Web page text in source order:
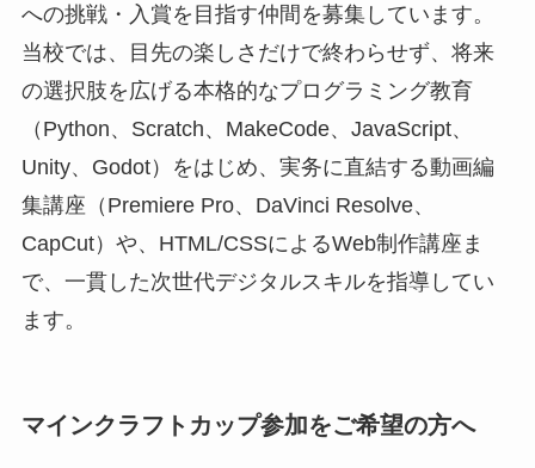
への挑戦・入賞を目指す仲間を募集しています。
当校では、目先の楽しさだけで終わらせず、将来
の選択肢を広げる本格的なプログラミング教育
（Python、Scratch、MakeCode、JavaScript、
Unity、Godot）をはじめ、実务に直結する動画編
集講座（Premiere Pro、DaVinci Resolve、
CapCut）や、HTML/CSSによるWeb制作講座ま
で、一貫した次世代デジタルスキルを指導してい
ます。
マインクラフトカップ参加をご希望の方へ